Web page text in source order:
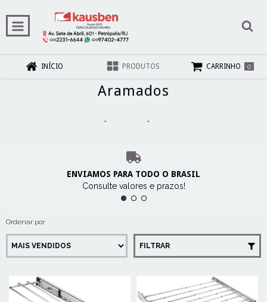
INÍCIO PRODUTOS CARRINHO 0
Aramados
- -
ENVIAMOS PARA TODO O BRASIL
Consulte valores e prazos!
Ordenar por
FILTRAR